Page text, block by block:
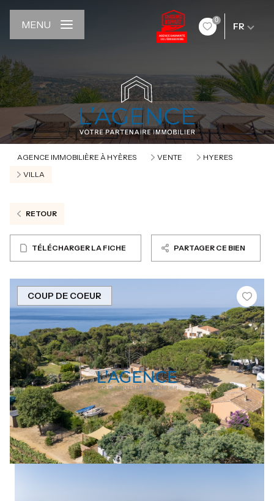
0
FR
MENU
AGENCE IMMOBILIÈRE À HYÈRES VENTE
HYERES
VILLA
RETOUR
TÉLÉCHARGER LA FICHE PARTAGER CE BIEN
COUP DE COEUR